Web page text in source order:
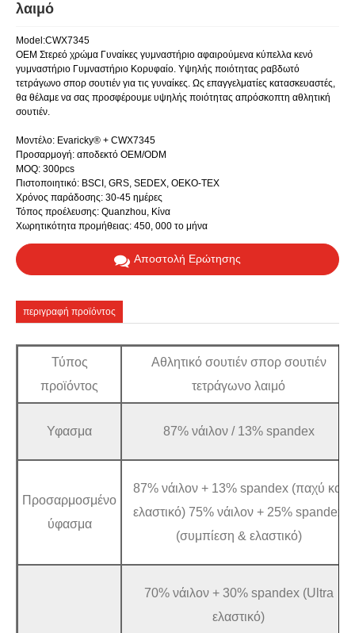
λαιμό
Model:CWX7345
OEM Στερεό χρώμα Γυναίκες γυμναστήριο αφαιρούμενα κύπελλα κενό
γυμναστήριο Γυμναστήριο Κορυφαίο. Υψηλής ποιότητας ραβδωτό
τετράγωνο σπορ σουτιέν για τις γυναίκες. Ως επαγγελματίες κατασκευαστές,
θα θέλαμε να σας προσφέρουμε υψηλής ποιότητας απρόσκοπτη αθλητική
σουτιέν.
Μοντέλο: Evaricky® + CWX7345
Προσαρμογή: αποδεκτό OEM/ODM
MOQ: 300pcs
Πιστοποιητικό: BSCI, GRS, SEDEX, OEKO-TEX
Χρόνος παράδοσης: 30-45 ημέρες
Τόπος προέλευσης: Quanzhou, Κίνα
Χωρητικότητα προμήθειας: 450, 000 το μήνα
Αποστολή Ερώτησης
περιγραφή προϊόντος
Τύπος
προϊόντος
Αθλητικό σουτιέν σπορ σουτιέν
τετράγωνο λαιμό
Υφασμα 87% νάιλον / 13% spandex
Προσαρμοσμένο
ύφασμα
87% νάιλον + 13% spandex (παχύ και
ελαστικό) 75% νάιλον + 25% spandex
(συμπίεση & ελαστικό)
70% νάιλον + 30% spandex (Ultra
ελαστικό)